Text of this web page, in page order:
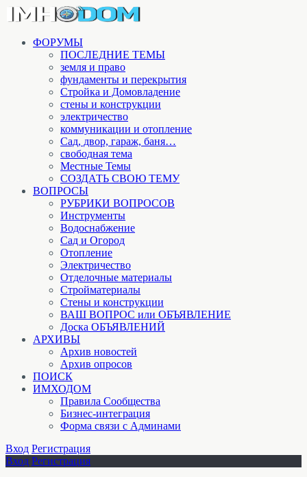
ФОРУМЫ
ПОСЛЕДНИЕ ТЕМЫ
земля и право
фундаменты и перекрытия
Стройка и Домовладение
стены и конструкции
электричество
коммуникации и отопление
Cад, двор, гараж, баня…
свободная тема
Местные Темы
СОЗДАТЬ СВОЮ ТЕМУ
ВОПРОСЫ
РУБРИКИ ВОПРОСОВ
Инструменты
Водоснабжение
Сад и Огород
Отопление
Электричество
Отделочные материалы
Стройматериалы
Стены и конструкции
ВАШ ВОПРОС или ОБЪЯВЛЕНИЕ
Доска ОБЪЯВЛЕНИЙ
АРХИВЫ
Архив новостей
Архив опросов
ПОИСК
ИМХОДОМ
Правила Сообщества
Бизнес-интеграция
Форма связи с Админами
Вход Регистрация
Вход Регистрация